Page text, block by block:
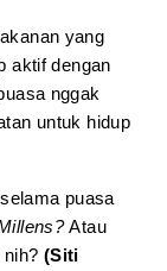
yang
aktif dengan
nggak
untuk hidup
puasa
Atau
(Siti